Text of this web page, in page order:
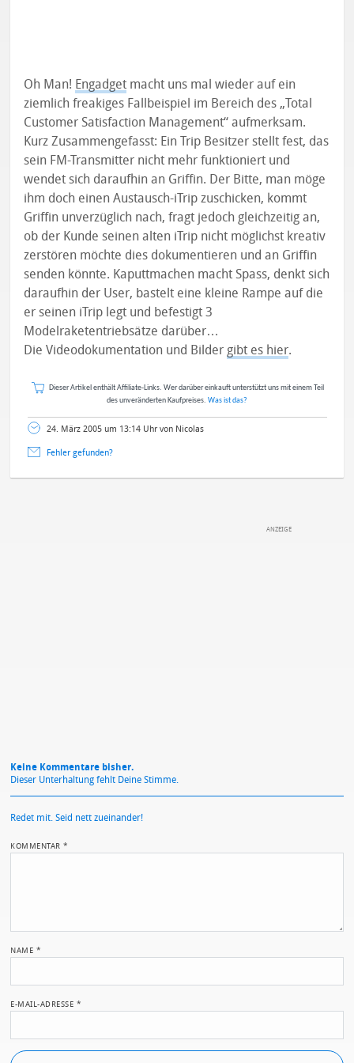
Oh Man! Engadget macht uns mal wieder auf ein
ziemlich freakiges Fallbeispiel im Bereich des „Total
Customer Satisfaction Management“ aufmerksam.
Kurz Zusammengefasst: Ein Trip Besitzer stellt fest, das
sein FM-Transmitter nicht mehr funktioniert und
wendet sich daraufhin an Griffin. Der Bitte, man möge
ihm doch einen Austausch-iTrip zuschicken, kommt
Griffin unverzüglich nach, fragt jedoch gleichzeitig an,
ob der Kunde seinen alten iTrip nicht möglichst kreativ
zerstören möchte dies dokumentieren und an Griffin
senden könnte. Kaputtmachen macht Spass, denkt sich
daraufhin der User, bastelt eine kleine Rampe auf die
er seinen iTrip legt und befestigt 3
Modelraketentriebsätze darüber…
Die Videodokumentation und Bilder gibt es hier.
Dieser Artikel enthält Affiliate-Links. Wer darüber einkauft unterstützt uns mit einem Teil
des unveränderten Kaufpreises. Was ist das?
24. März 2005 um 13:14 Uhr von Nicolas
Fehler gefunden?
Keine Kommentare bisher.
Dieser Unterhaltung fehlt Deine Stimme.
Redet mit. Seid nett zueinander!
KOMMENTAR*
NAME *
E-MAIL-ADRESSE *